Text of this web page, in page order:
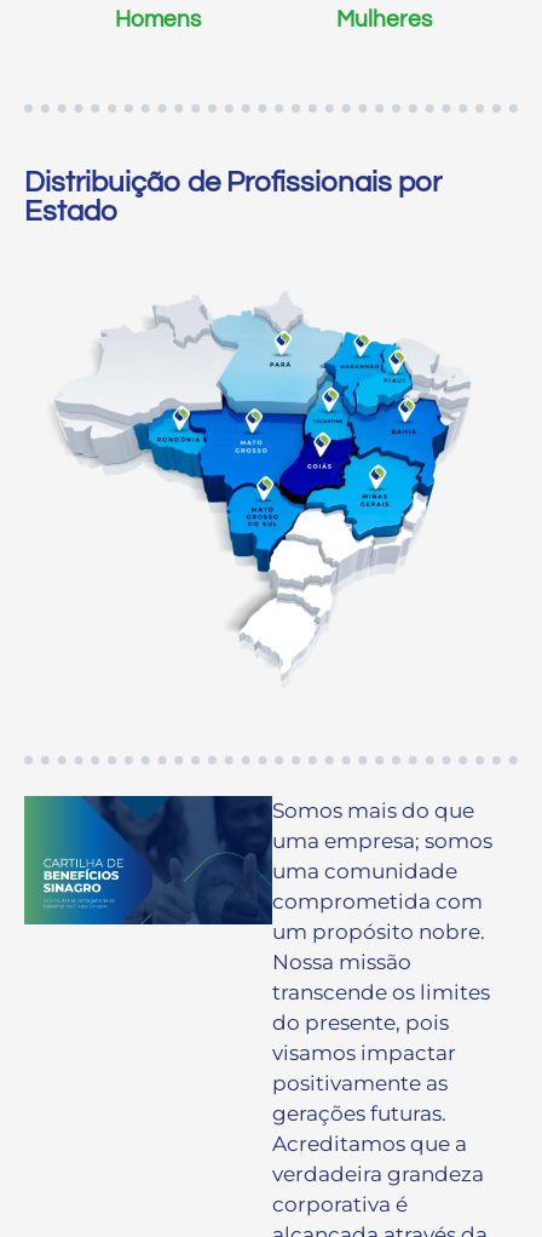
Homens Mulheres
Distribuição de Profissionais por
Estado
Somos mais do que
uma empresa; somos
uma comunidade
comprometida com
um propósito nobre.
Nossa missão
transcende os limites
do presente, pois
visamos impactar
positivamente as
gerações futuras.
Acreditamos que a
verdadeira grandeza
corporativa é